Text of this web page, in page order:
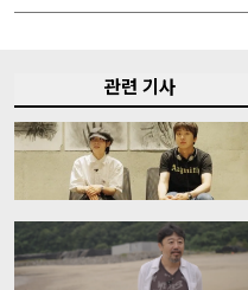
관련 기사